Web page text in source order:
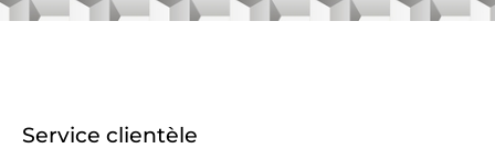
Service clientèle